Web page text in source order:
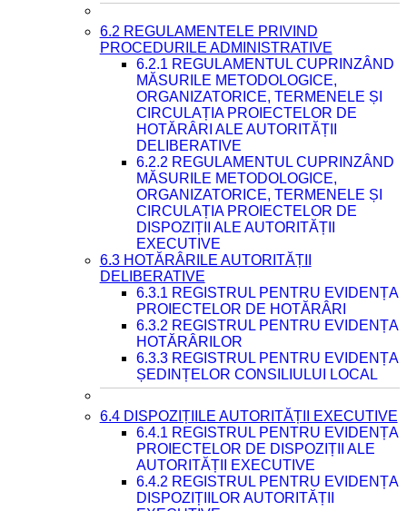
6.2 REGULAMENTELE PRIVIND
PROCEDURILE ADMINISTRATIVE
6.2.1 REGULAMENTUL CUPRINZÂND
MĂSURILE METODOLOGICE,
ORGANIZATORICE, TERMENELE ȘI
CIRCULAȚIA PROIECTELOR DE
HOTĂRÂRI ALE AUTORITĂȚII
DELIBERATIVE
6.2.2 REGULAMENTUL CUPRINZÂND
MĂSURILE METODOLOGICE,
ORGANIZATORICE, TERMENELE ȘI
CIRCULAȚIA PROIECTELOR DE
DISPOZIȚII ALE AUTORITĂȚII
EXECUTIVE
6.3 HOTĂRÂRILE AUTORITĂȚII
DELIBERATIVE
6.3.1 REGISTRUL PENTRU EVIDENȚA
PROIECTELOR DE HOTĂRÂRI
6.3.2 REGISTRUL PENTRU EVIDENȚA
HOTĂRÂRILOR
6.3.3 REGISTRUL PENTRU EVIDENȚA
ȘEDINȚELOR CONSILIULUI LOCAL
6.4 DISPOZIȚIILE AUTORITĂȚII EXECUTIVE
6.4.1 REGISTRUL PENTRU EVIDENȚA
PROIECTELOR DE DISPOZIȚII ALE
AUTORITĂȚII EXECUTIVE
6.4.2 REGISTRUL PENTRU EVIDENȚA
DISPOZIȚIILOR AUTORITĂȚII